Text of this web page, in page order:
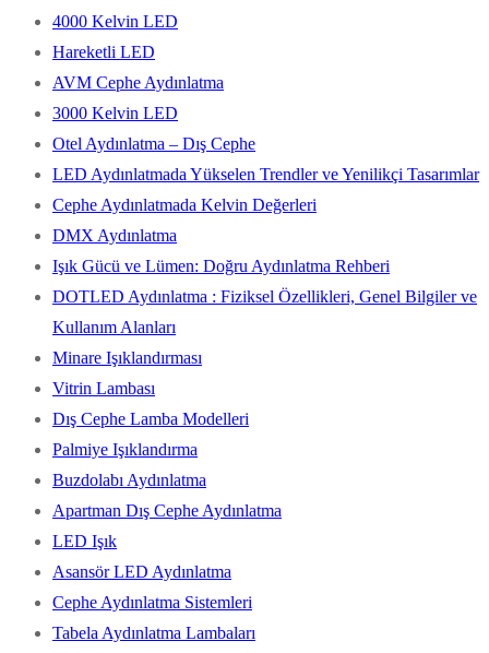
4000 Kelvin LED
Hareketli LED
AVM Cephe Aydınlatma
3000 Kelvin LED
Otel Aydınlatma – Dış Cephe
LED Aydınlatmada Yükselen Trendler ve Yenilikçi Tasarımlar
Cephe Aydınlatmada Kelvin Değerleri
DMX Aydınlatma
Işık Gücü ve Lümen: Doğru Aydınlatma Rehberi
DOTLED Aydınlatma : Fiziksel Özellikleri, Genel Bilgiler ve
Kullanım Alanları
Minare Işıklandırması
Vitrin Lambası
Dış Cephe Lamba Modelleri
Palmiye Işıklandırma
Buzdolabı Aydınlatma
Apartman Dış Cephe Aydınlatma
LED Işık
Asansör LED Aydınlatma
Cephe Aydınlatma Sistemleri
Tabela Aydınlatma Lambaları